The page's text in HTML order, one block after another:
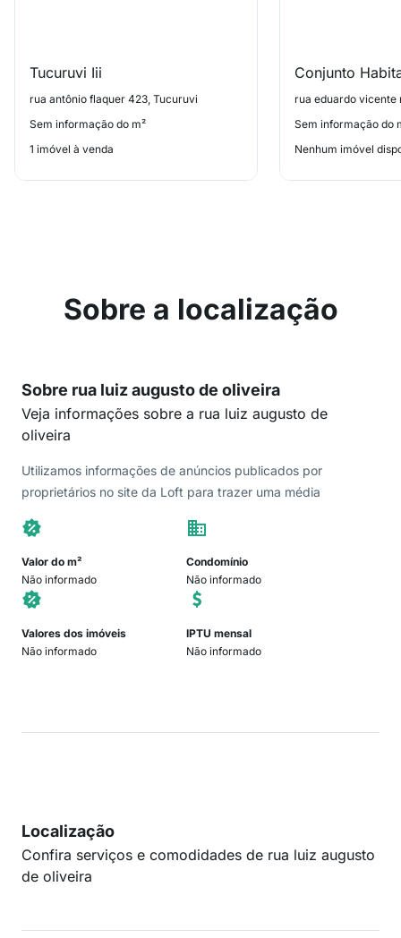
Tucuruvi Iii
rua antônio flaquer 423, Tucuruvi
Sem informação do m²
1 imóvel à venda
rua eduardo vicente
Sem informação do
Nenhum imóvel
Sobre a localização
Sobre rua luiz augusto de oliveira
Veja informações sobre a rua luiz augusto de
oliveira
Utilizamos informações de anúncios publicados por
proprietários no site da Loft para trazer uma média
Valor do m²
Não informado
Condomínio
Não informado
Valores dos imóveis
Não informado
IPTU mensal
Não informado
Localização
Confira serviços e comodidades de rua luiz augusto
de oliveira